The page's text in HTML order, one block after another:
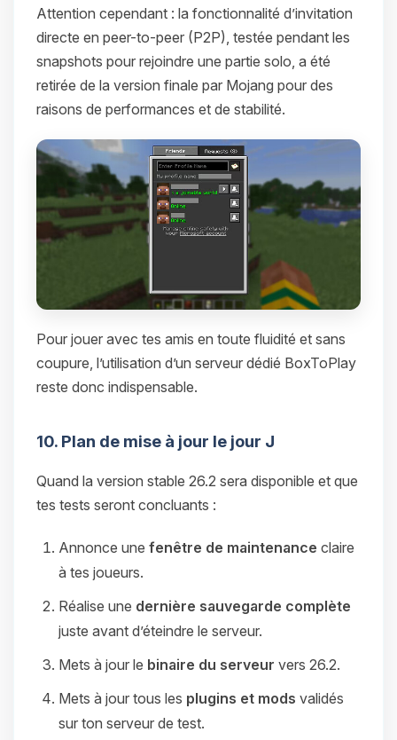
Attention cependant : la fonctionnalité d’invitation
directe en peer-to-peer (P2P), testée pendant les
snapshots pour rejoindre une partie solo, a été
retirée de la version finale par Mojang pour des
raisons de performances et de stabilité.
Pour jouer avec tes amis en toute fluidité et sans
coupure, l’utilisation d’un serveur dédié BoxToPlay
reste donc indispensable.
10. Plan de mise à jour le jour J
Quand la version stable 26.2 sera disponible et que
tes tests seront concluants :
Annonce une fenêtre de maintenance claire
à tes joueurs.
Réalise une dernière sauvegarde complète
juste avant d’éteindre le serveur.
Mets à jour le binaire du serveur vers 26.2.
Mets à jour tous les plugins et mods validés
sur ton serveur de test.